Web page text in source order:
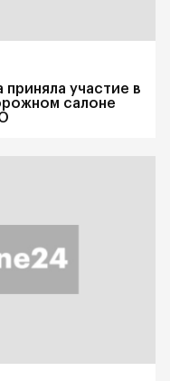
участие в
салоне